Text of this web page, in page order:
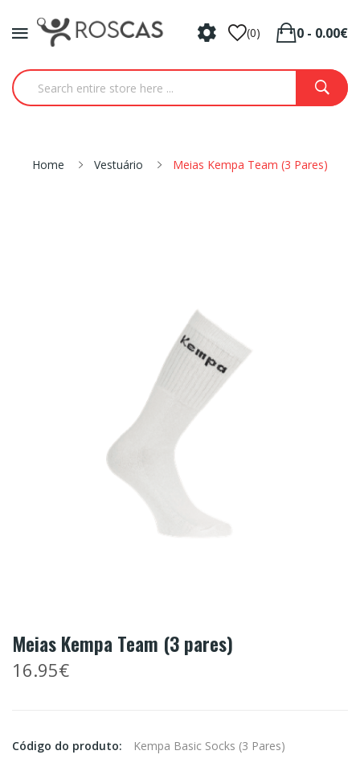
(0) 0 - 0.00€
Home Vestuário Meias Kempa Team (3 Pares)
Meias Kempa Team (3 pares)
16.95€
Código do produto:
Kempa Basic Socks (3 Pares)